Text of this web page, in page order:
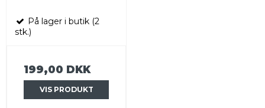
På lager i butik (2
stk.)
199,00 DKK
VIS PRODUKT